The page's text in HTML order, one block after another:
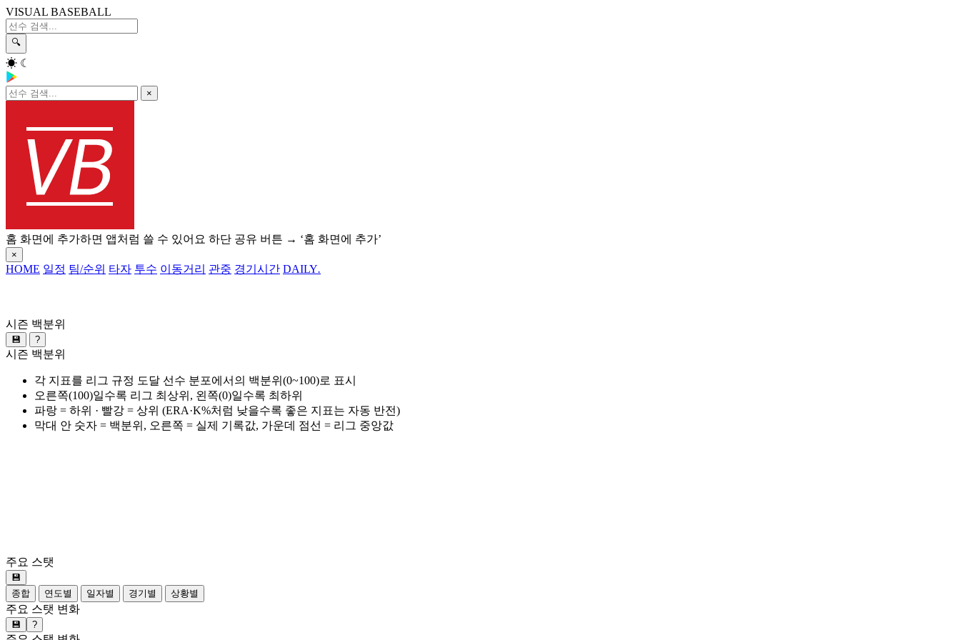
VISUAL BASEBALL
🔍
☀ ☾
×
홈 화면에 추가하면 앱처럼 쓸 수 있어요 하단 공유 버튼 → ‘홈 화면에 추가’
×
HOME 일정 팀/순위 타자 투수 이동거리 관중 경기시간 DAILY.
시즌 백분위
💾 ?
시즌 백분위
각 지표를 리그 규정 도달 선수 분포에서의 백분위(0~100)로 표시
오른쪽(100)일수록 리그 최상위, 왼쪽(0)일수록 최하위
파랑 = 하위 · 빨강 = 상위 (ERA·K%처럼 낮을수록 좋은 지표는 자동 반전)
막대 안 숫자 = 백분위, 오른쪽 = 실제 기록값, 가운데 점선 = 리그 중앙값
주요 스탯
💾
종합
연도별 일자별 경기별 상황별
주요 스탯 변화
💾 ?